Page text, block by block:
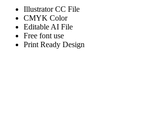
Illustrator CC File
CMYK Color
Editable AI File
Free font use
Print Ready Design